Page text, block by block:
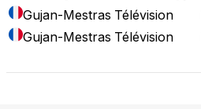
Gujan-Mestras Télévision
Gujan-Mestras Télévision